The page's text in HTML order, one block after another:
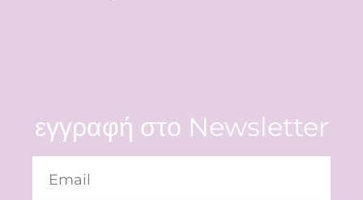
εγγραφή στο Newsletter